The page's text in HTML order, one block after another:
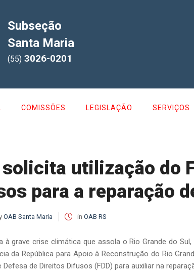
Subseção
Santa Maria
(55) 3026-0201
COMISSÕES LEGISLAÇÃO SERVIÇOS
solicita utilização do
para a reparação
OAB Santa Maria in OAB RS
à grave crise climática que assola o Rio Grande do
da República para Apoio à Reconstrução do Rio
Defesa de Direitos Difusos (FDD) para auxiliar na